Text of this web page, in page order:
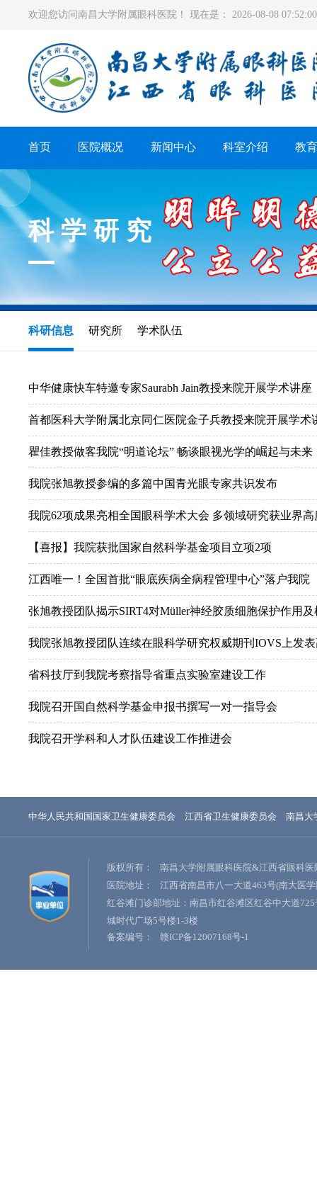
欢迎您访问南昌大学附属眼科医院！ 现在是： 2026-08-08
首页 医院概况 新闻中心 科室介绍 教
科学研究
科研信息 研究所 学术队伍
中华健康快车特邀专家Saurabh Jain教授来院开展学术讲座
首都医科大学附属北京同仁医院金子兵教授来院开展学术
瞿佳教授做客我院“明道论坛” 畅谈眼视光学的崛起与未来
我院张旭教授参编的多篇中国青光眼专家共识发布
我院62项成果亮相全国眼科学术大会 多领域研究获业界高
【喜报】我院获批国家自然科学基金项目立项2项
江西唯一！全国首批“眼底疾病全病程管理中心”落户我院
张旭教授团队揭示SIRT4对Müller神经胶质细胞保护作用及
我院张旭教授团队连续在眼科学研究权威期刊IOVS上发
省科技厅到我院考察指导省重点实验室建设工作
我院召开国自然科学基金申报书撰写一对一指导会
我院召开学科和人才队伍建设工作推进会
中华人民共和国国家卫生健康委员会 江西省卫生健康委员会 南昌大
版权所有：
南昌大学附属眼科医院&江西省眼科医
医院地址：
江西省南昌市八一大道463号(南大医
红谷滩门诊部地址：南昌市红谷滩区红谷中大道725
城时代广场5号楼1-3楼
备案编号：
赣ICP备12007168号-1